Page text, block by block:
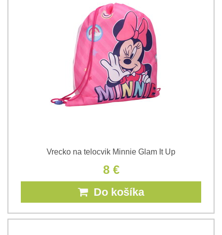
Vrecko na telocvik Minnie Glam It Up
8 €
Do košíka